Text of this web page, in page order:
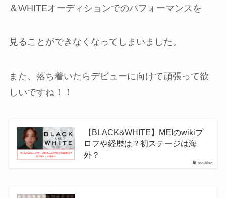
＆WHITEオーディションでのパフォーマンスを
見ることができなくなってしまいました。
また、落ち着いたらデビューに向けて頑張って欲
しいですね！！
oto-blog
【BLACK&WHITE】MEIのwikiプ
ロフや経歴は？初ステージは海
外？